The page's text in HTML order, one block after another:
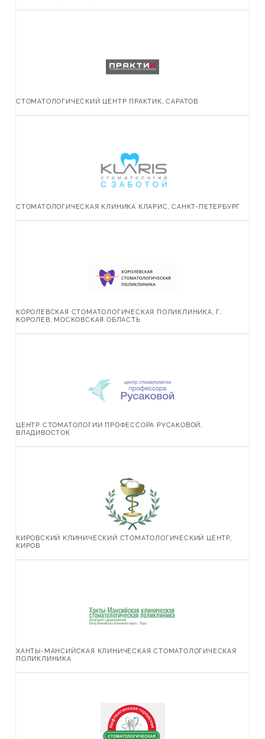
СТОМАТОЛОГИЧЕСКИЙ ЦЕНТР ПРАКТИК, САРАТОВ
СТОМАТОЛОГИЧЕСКАЯ КЛИНИКА КЛАРИС, САНКТ-ПЕТЕРБУРГ
КОРОЛЕВСКАЯ СТОМАТОЛОГИЧЕСКАЯ ПОЛИКЛИНИКА, Г.
КОРОЛЕВ, МОСКОВСКАЯ ОБЛАСТЬ
ЦЕНТР СТОМАТОЛОГИИ ПРОФЕССОРА РУСАКОВОЙ,
ВЛАДИВОСТОК
КИРОВСКИЙ КЛИНИЧЕСКИЙ СТОМАТОЛОГИЧЕСКИЙ ЦЕНТР,
КИРОВ
ХАНТЫ-МАНСИЙСКАЯ КЛИНИЧЕСКАЯ СТОМАТОЛОГИЧЕСКАЯ
ПОЛИКЛИНИКА